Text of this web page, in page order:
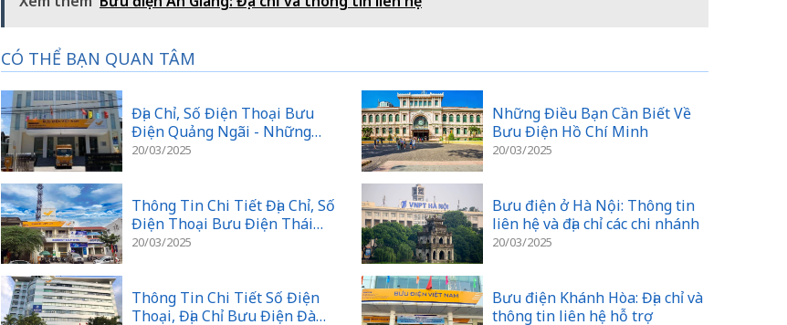
CÓ THỂ BẠN QUAN TÂM
Địa Chỉ, Số Điện Thoại Bưu
Điện Quảng Ngãi - Những
Điều Cần Biết
20/03/2025
Những Điều Bạn Cần Biết Về
Bưu Điện Hồ Chí Minh
20/03/2025
Thông Tin Chi Tiết Địa Chỉ, Số
Điện Thoại Bưu Điện Thái
Nguyên
20/03/2025
Bưu điện ở Hà Nội: Thông tin
liên hệ và địa chỉ các chi nhánh
20/03/2025
Thông Tin Chi Tiết Số Điện
Thoại, Địa Chỉ Bưu Điện Đà
Bưu điện Khánh Hòa: Địa chỉ và
thông tin liên hệ hỗ trợ